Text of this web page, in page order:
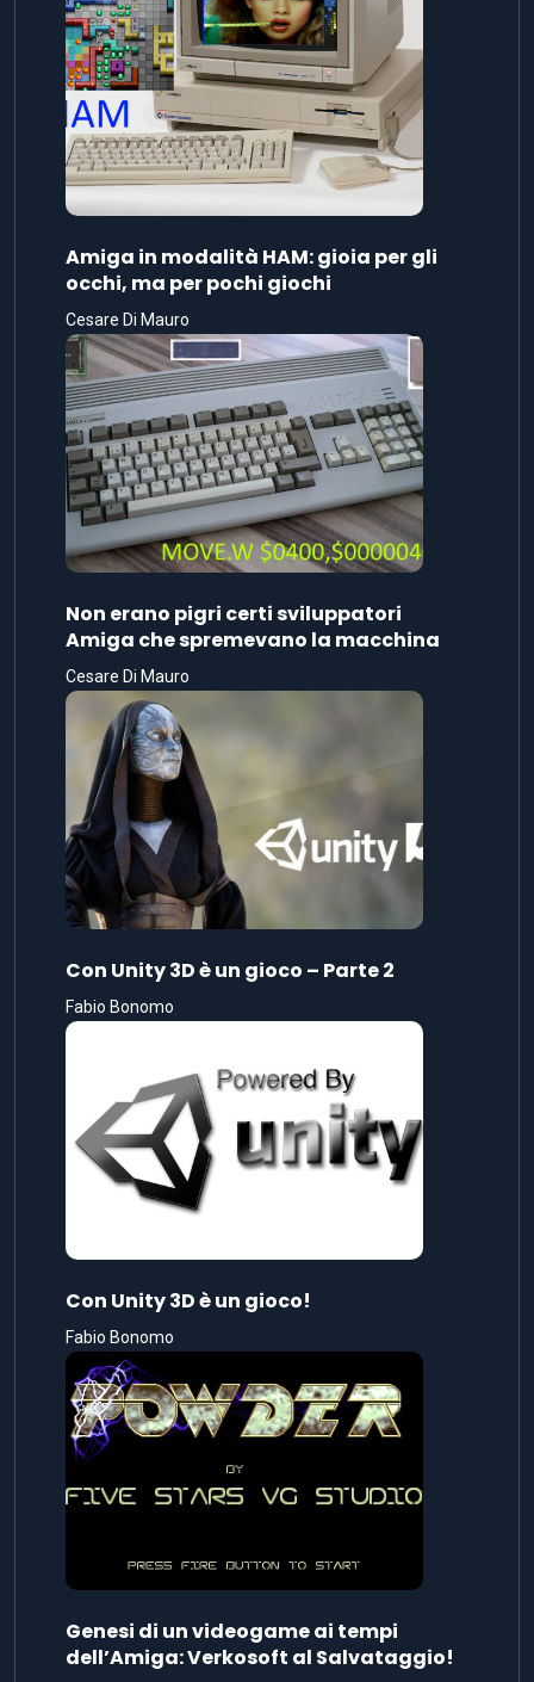
Amiga in modalità HAM: gioia per gli
occhi, ma per pochi giochi
Cesare Di Mauro
Non erano pigri certi sviluppatori
Amiga che spremevano la macchina
Cesare Di Mauro
Con Unity 3D è un gioco – Parte 2
Fabio Bonomo
Con Unity 3D è un gioco!
Fabio Bonomo
Genesi di un videogame ai tempi
dell’Amiga: Verkosoft al Salvataggio!